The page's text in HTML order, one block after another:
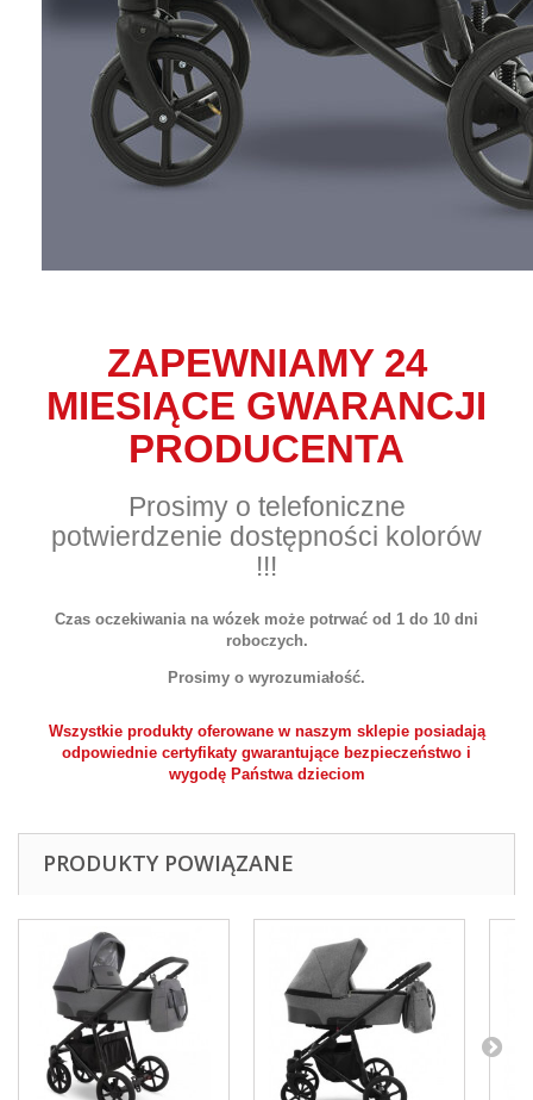
ZAPEWNIAMY 24
MIESIĄCE GWARANCJI
PRODUCENTA
Prosimy o telefoniczne
potwierdzenie dostępności kolorów
!!!
Czas oczekiwania na wózek może potrwać od 1 do 10 dni
roboczych.
Prosimy o wyrozumiałość.
Wszystkie produkty oferowane w naszym sklepie posiadają
odpowiednie certyfikaty gwarantujące bezpieczeństwo i
wygodę Państwa dzieciom
PRODUKTY POWIĄZANE